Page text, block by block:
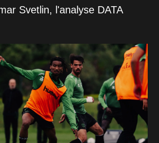
Svetlin, l'analyse DATA